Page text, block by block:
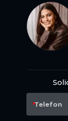
Telefon